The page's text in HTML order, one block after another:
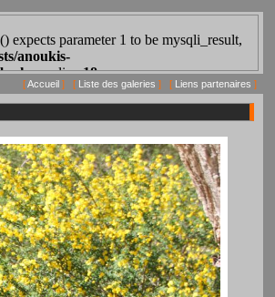
[Accueil ] [ Liste des galeries ] [ Liens partenaires ]